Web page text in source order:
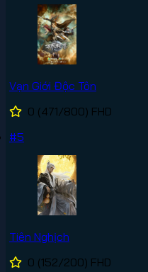
Vạn Giới Độc Tôn
0 (471/800) FHD
#5
Tiên Nghịch
0 (152/200) FHD